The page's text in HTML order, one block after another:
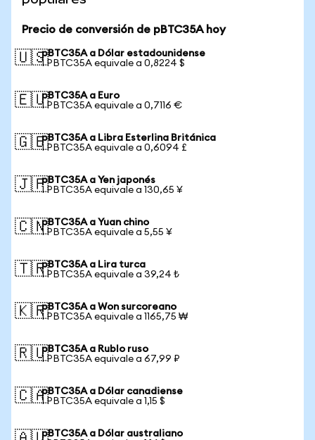
Precio de conversión de pBTC35A hoy
🇺🇸pBTC35A a Dólar estadounidense
1 PBTC35A equivale a 0,8224 $
🇪🇺pBTC35A a Euro
1 PBTC35A equivale a 0,7116 €
🇬🇧pBTC35A a Libra Esterlina Británica
1 PBTC35A equivale a 0,6094 £
🇯🇵pBTC35A a Yen japonés
1 PBTC35A equivale a 130,65 ¥
🇨🇳pBTC35A a Yuan chino
1 PBTC35A equivale a 5,55 ¥
🇹🇷pBTC35A a Lira turca
1 PBTC35A equivale a 39,24 ₺
🇰🇷pBTC35A a Won surcoreano
1 PBTC35A equivale a 1165,75 ₩
🇷🇺pBTC35A a Rublo ruso
1 PBTC35A equivale a 67,99 ₽
🇨🇦pBTC35A a Dólar canadiense
1 PBTC35A equivale a 1,15 $
pBTC35A a Dólar australiano